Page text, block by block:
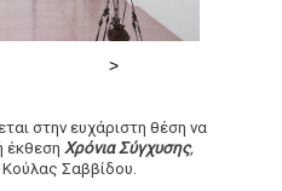
στην ευχάριστη θέση να
έκθεση Χρόνια Σύγχυσης,
Σαββίδου.